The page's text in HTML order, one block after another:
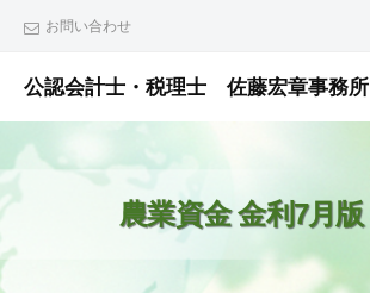
へ
ス
ッ
お問い合わせ
公認会計士・税理士 佐藤宏章事務所
公
認
農業資金 金利7月版